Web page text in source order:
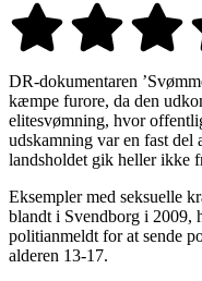
DR-dokumentaren
kæmpe furore, da den
elitesvømning, hvor
udskamning var en fast
landsholdet gik heller ikke
Eksempler med seksuelle
blandt i Svendborg i 2009,
politianmeldt for at sende
alderen 13-17.